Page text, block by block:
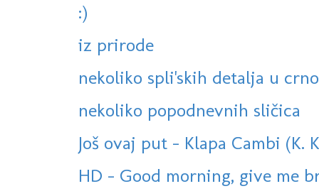
:)
iz prirode
nekoliko spli'skih detalja u
nekoliko popodnevnih sličica
Još ovaj put - Klapa Cambi (K.
HD - Good morning, give me